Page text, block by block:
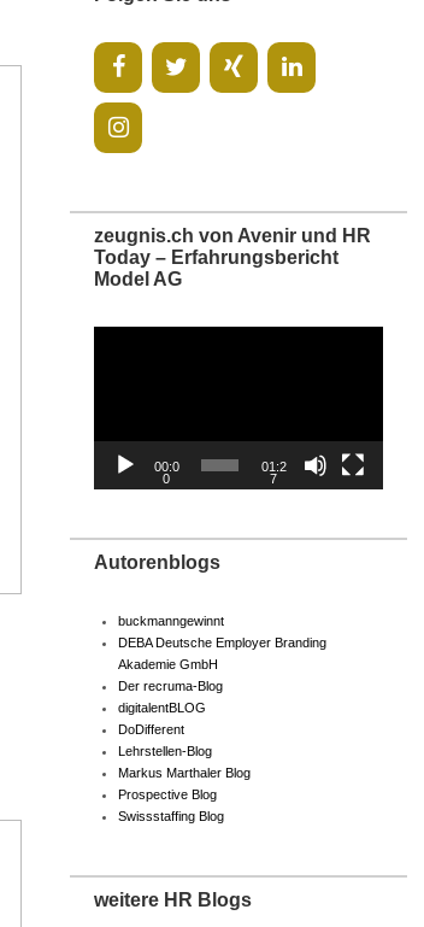
zeugnis.ch von Avenir und HR
Today – Erfahrungsbericht
Model AG
00:0
0
01:2
7
Autorenblogs
buckmanngewinnt
DEBA Deutsche Employer Branding
Akademie GmbH
Der recruma-Blog
digitalentBLOG
DoDifferent
Lehrstellen-Blog
Markus Marthaler Blog
Prospective Blog
Swissstaffing Blog
weitere HR Blogs